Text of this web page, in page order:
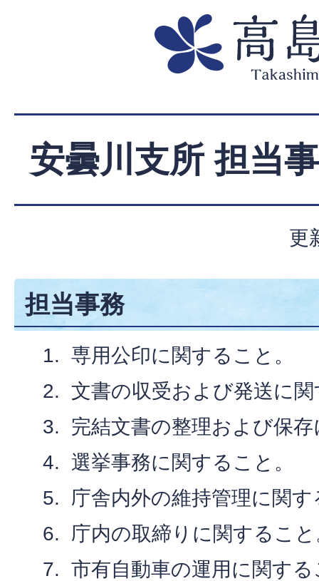
安曇川支所 担当
更
担当事務
専用公印に関すること。
文書の収受および発送に
完結文書の整理および保
選挙事務に関すること。
庁舎内外の維持管理に関
庁内の取締りに関するこ
市有自動車の運用に関す